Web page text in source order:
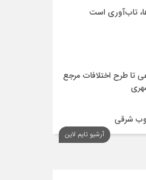
تاب‌آوری است
تا طرح اختلافات مرجع
شرقی
آرشیو تایم لاین